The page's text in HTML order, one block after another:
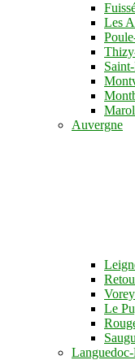
Les
Auvergne
Le